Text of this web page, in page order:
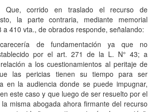
Que, corrido en traslado el recurso de
la parte contraria, mediante memorial
a 410 vta., de obrados responde, señalando:
de fundamentación ya que no
por el art. 271 de la L. N° 43; a
a los cuestionamientos al peritaje de
las pericias tienen su tiempo para ser
en la audiencia donde se puede impugnar,
este caso y que luego de ser resuelto por el
misma abogada ahora firmante del recurso